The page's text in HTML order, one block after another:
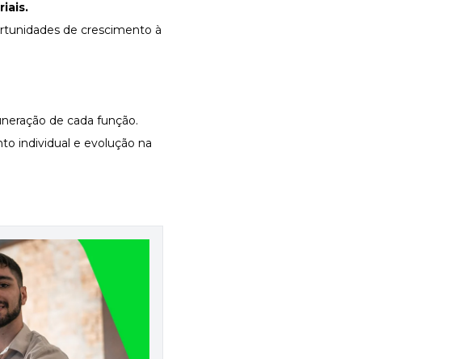
de crescimento à
de cada função.
individual e evolução na